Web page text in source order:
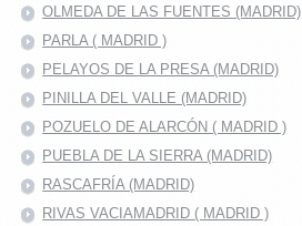
OLMEDA DE LAS FUENTES (MADRID)
PARLA ( MADRID )
PELAYOS DE LA PRESA (MADRID)
PINILLA DEL VALLE (MADRID)
POZUELO DE ALARCÓN ( MADRID )
PUEBLA DE LA SIERRA (MADRID)
RASCAFRÍA (MADRID)
RIVAS VACIAMADRID ( MADRID )